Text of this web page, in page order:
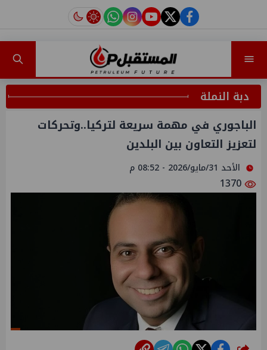
facebook
twitter
youtube
instagram
tiktok
دبة النملة
الباجوري في مهمة سريعة لتركيا..وتحركات
لتعزيز التعاون بين البلدين
الأحد 31/مايو/2026 - 08:52 م